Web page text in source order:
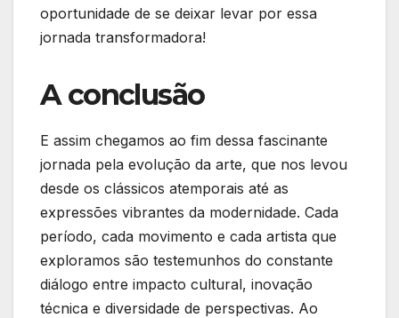
oportunidade de se deixar levar por essa
jornada transformadora!
A conclusão
E assim⁤ chegamos ao⁤ fim dessa fascinante
jornada pela evolução da arte, que nos levou
desde os clássicos atemporais até as
expressões vibrantes da⁤ modernidade. Cada
período, cada movimento e ​cada artista que
exploramos​ são testemunhos do constante
diálogo entre impacto cultural, inovação
técnica e diversidade ‌de perspectivas. Ao